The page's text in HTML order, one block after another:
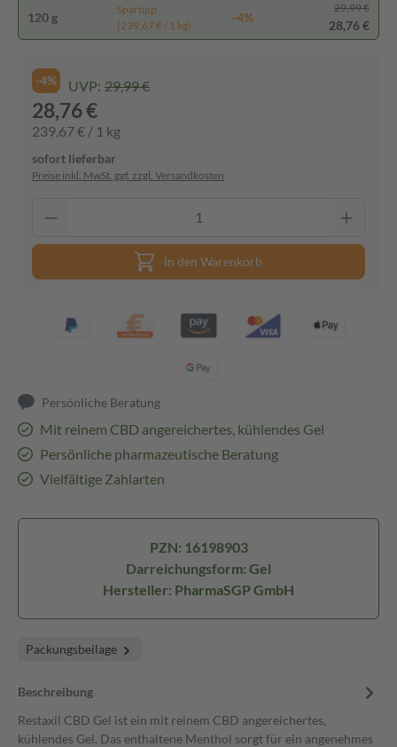
120 g
Spartipp
(239,67 € / 1 kg)
-4%
29,99 €
28,76 €
-4% UVP: 29,99 €
28,76 €
239,67 € / 1 kg
sofort lieferbar
Preise inkl. MwSt. ggf. zzgl. Versandkosten
In den Warenkorb
Persönliche Beratung
Mit reinem CBD angereichertes, kühlendes Gel
Persönliche pharmazeutische Beratung
Vielfältige Zahlarten
PZN: 16198903
Darreichungsform: Gel
Hersteller: PharmaSGP GmbH
Packungsbeilage
Beschreibung
Restaxil CBD Gel ist ein mit reinem CBD angereichertes,
kühlendes Gel. Das enthaltene Menthol sorgt für ein angenehmes